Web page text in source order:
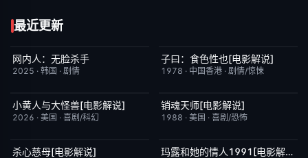
最近更新
今日更新
网内人：无脸杀手
2025 · 韩国 · 剧情
已完结
子曰：食色性也[电影解说]
1978 · 中国香港 · 剧情/惊悚
已完结
小黄人与大怪兽[电影解说]
2026 · 美国 · 喜剧/科幻
已完结
销魂天师[电影解说]
1988 · 美国 · 喜剧/恐怖
已完结
杀心慈母[电影解说] 已完结 6.1玛露和她的情人1991[电影解说]